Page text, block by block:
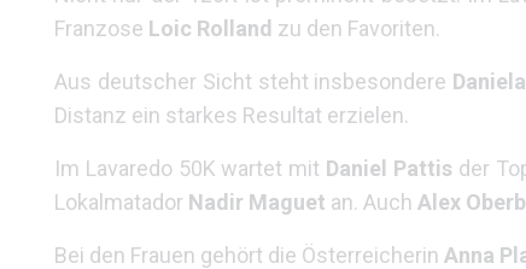
Franzose Loic Rolland zu den Favoriten.
Aus deutscher Sicht steht insbesondere
Distanz ein starkes Resultat erzielen.
Im Lavaredo 50K wartet mit Daniel Pattis der
Lokalmatador Nadir Maguet an. Auch Alex
Bei den Frauen gehört die Österreicherin Anna